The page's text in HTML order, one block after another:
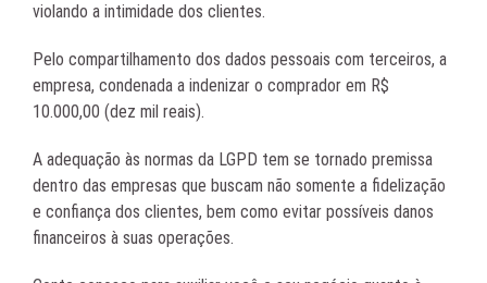
violando a intimidade dos clientes.
Pelo compartilhamento dos dados pessoais com terceiros, a
empresa, condenada a indenizar o comprador em R$
10.000,00 (dez mil reais).
A adequação às normas da LGPD tem se tornado premissa
dentro das empresas que buscam não somente a fidelização
e confiança dos clientes, bem como evitar possíveis danos
financeiros à suas operações.